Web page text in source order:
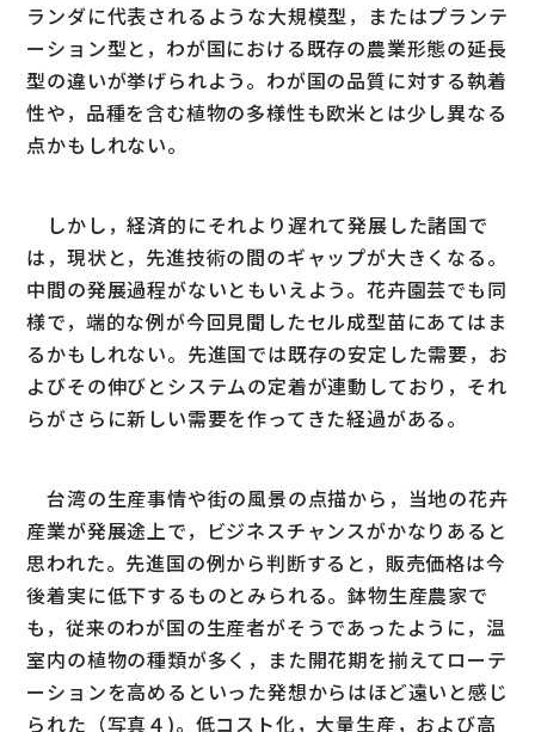
ランダに代表されるような大規模型，またはプランテ
ーション型と，わが国における既存の農業形態の延長
型の違いが挙げられよう。わが国の品質に対する執着
性や，品種を含む植物の多様性も欧米とは少し異なる
点かもしれない。
しかし，経済的にそれより遅れて発展した諸国で
は，現状と，先進技術の間のギャップが大きくなる。
中間の発展過程がないともいえよう。花卉園芸でも同
様で，端的な例が今回見聞したセル成型苗にあてはま
るかもしれない。先進国では既存の安定した需要，お
よびその伸びとシステムの定着が連動しており，それ
らがさらに新しい需要を作ってきた経過がある。
台湾の生産事情や街の風景の点描から，当地の花卉
産業が発展途上で，ビジネスチャンスがかなりあると
思われた。先進国の例から判断すると，販売価格は今
後着実に低下するものとみられる。鉢物生産農家で
も，従来のわが国の生産者がそうであったように，温
室内の植物の種類が多く，また開花期を揃えてローテ
ーションを高めるといった発想からはほど遠いと感じ
られた（写真４)。低コスト化，大量生産，および高